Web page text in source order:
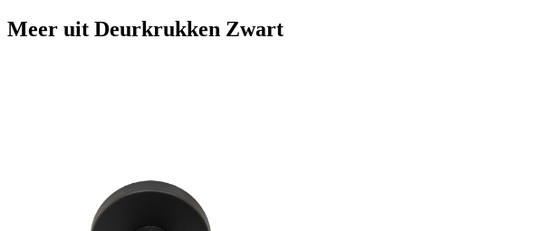
Meer uit Deurkrukken Zwart